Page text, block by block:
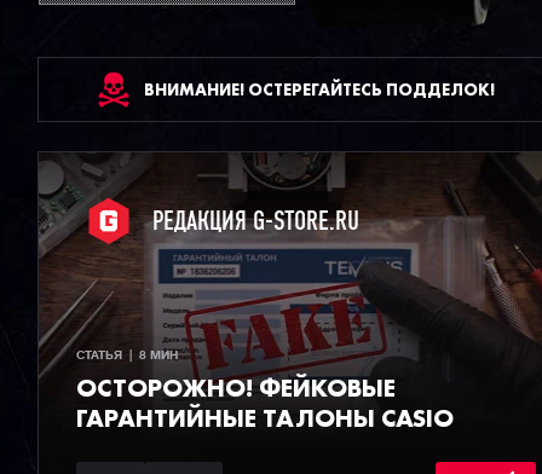
ВНИМАНИЕ! ОСТЕРЕГАЙТЕСЬ ПОДДЕЛОК!
РЕДАКЦИЯ G-STORE.RU
СТАТЬЯ  |  8 МИН
ОСТОРОЖНО! ФЕЙКОВЫЕ
ГАРАНТИЙНЫЕ ТАЛОНЫ CASIO